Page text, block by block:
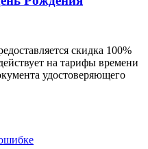
скидка 100%
на тарифы времени
удостоверяющего